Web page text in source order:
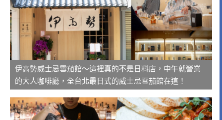
伊高勢威士忌雪茄館～這裡真的不是日料店，中午就營業
的大人咖啡廳，全台北最日式的威士忌雪茄館在這！